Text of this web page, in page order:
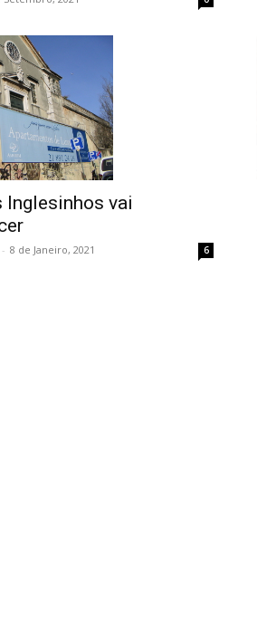
Inglesinhos vai
- 8 de Janeiro, 2021 6